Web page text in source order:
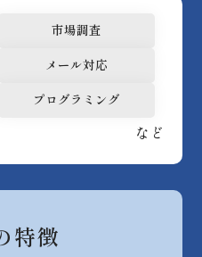
市場調査
メール対応
プログラミング
など
特徴